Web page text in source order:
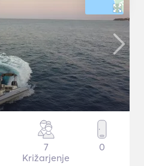
7
Križarjenje
0